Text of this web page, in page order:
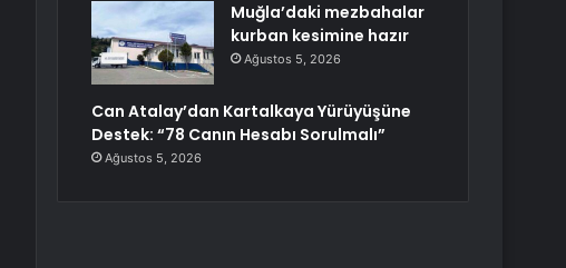
Muğla’daki mezbahalar
kurban kesimine hazır
Ağustos 5, 2026
Can Atalay’dan Kartalkaya Yürüyüşüne
Destek: “78 Canın Hesabı Sorulmalı”
Ağustos 5, 2026